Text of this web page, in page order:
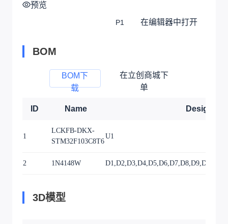
预览
P1 在编辑器中打开
BOM
BOM下
载
在立创商城下
单
ID Name Designator
1
LCKFB-DKX-
STM32F103C8T6
U1
2 1N4148W
3D模型